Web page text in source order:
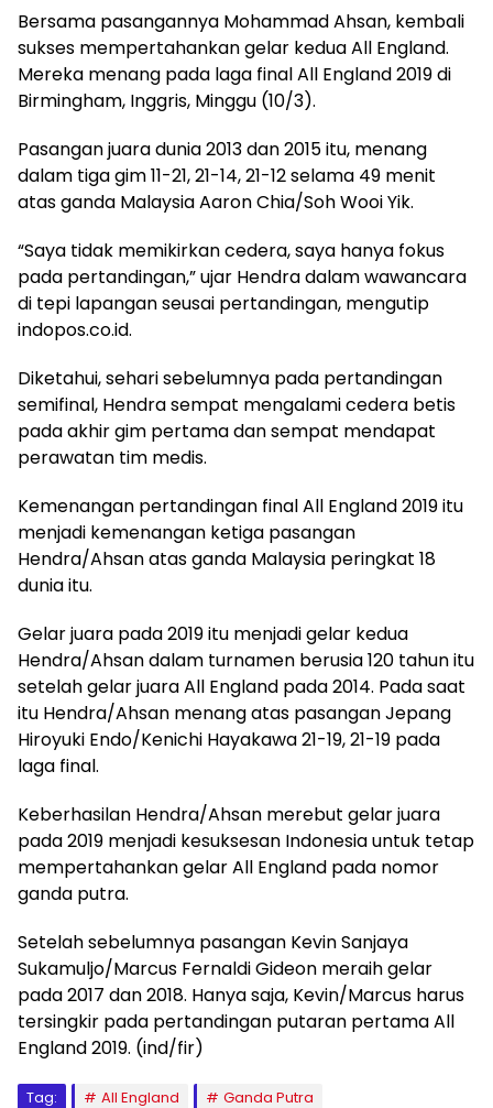
Bersama pasangannya Mohammad Ahsan, kembali
sukses mempertahankan gelar kedua All England.
Mereka menang pada laga final All England 2019 di
Birmingham, Inggris, Minggu (10/3).
Pasangan juara dunia 2013 dan 2015 itu, menang
dalam tiga gim 11-21, 21-14, 21-12 selama 49 menit
atas ganda Malaysia Aaron Chia/Soh Wooi Yik.
“Saya tidak memikirkan cedera, saya hanya fokus
pada pertandingan,” ujar Hendra dalam wawancara
di tepi lapangan seusai pertandingan, mengutip
indopos.co.id.
Diketahui, sehari sebelumnya pada pertandingan
semifinal, Hendra sempat mengalami cedera betis
pada akhir gim pertama dan sempat mendapat
perawatan tim medis.
Kemenangan pertandingan final All England 2019 itu
menjadi kemenangan ketiga pasangan
Hendra/Ahsan atas ganda Malaysia peringkat 18
dunia itu.
Gelar juara pada 2019 itu menjadi gelar kedua
Hendra/Ahsan dalam turnamen berusia 120 tahun itu
setelah gelar juara All England pada 2014. Pada saat
itu Hendra/Ahsan menang atas pasangan Jepang
Hiroyuki Endo/Kenichi Hayakawa 21-19, 21-19 pada
laga final.
Keberhasilan Hendra/Ahsan merebut gelar juara
pada 2019 menjadi kesuksesan Indonesia untuk tetap
mempertahankan gelar All England pada nomor
ganda putra.
Setelah sebelumnya pasangan Kevin Sanjaya
Sukamuljo/Marcus Fernaldi Gideon meraih gelar
pada 2017 dan 2018. Hanya saja, Kevin/Marcus harus
tersingkir pada pertandingan putaran pertama All
England 2019. (ind/fir)
Tag: All England Ganda Putra